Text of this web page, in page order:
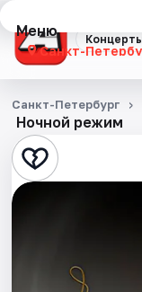
Меню
Санкт-
Концерты
Театр
Стендап
Квесты
Ночной режим
Санкт-Петербург